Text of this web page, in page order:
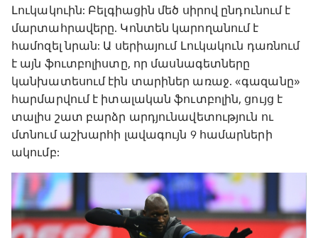
Լուկակուին: Բելգիացին մեծ սիրով ընդունում է
մարտահրավերը. Կոնտեն կարողանում է
համոզել նրան: Ա սերիայում Լուկակուն դառնում
է այն ֆուտբոլիստը, որ մասնագետները
կանխատեսում էին տարիներ առաջ. «գազանը»
հարմարվում է իտալական ֆուտբոլին, ցույց է
տալիս շատ բարձր արդյունավետություն ու
մտնում աշխարհի լավագույն 9 համարների
ակումբ: